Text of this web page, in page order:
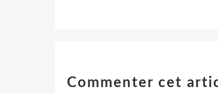
Commenter cet